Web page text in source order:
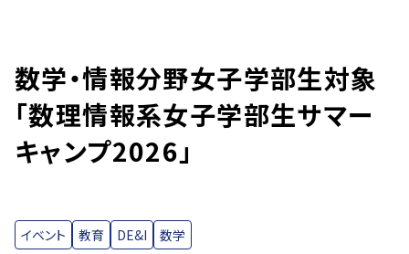
数学・情報分野女子学部生対象
「数理情報系女子学部生サマー
キャンプ2026」
イベント 教育 DE&I 数学